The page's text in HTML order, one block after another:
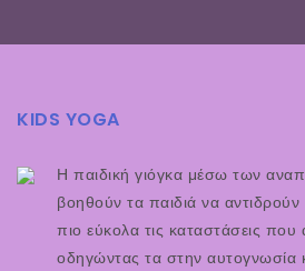
KIDS YOGA
Η παιδική γιόγκα μέσω των
βοηθούν τα παιδιά να αντιδρούν
πιο εύκολα τις καταστάσεις που
οδηγώντας τα στην αυτογνωσία